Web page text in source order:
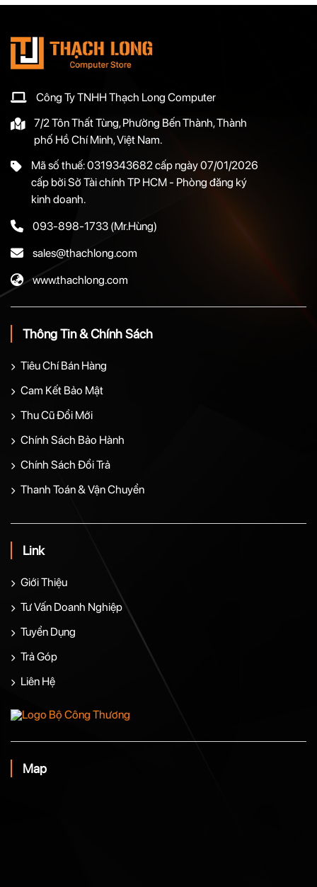
Công Ty TNHH Thạch Long Computer
7/2 Tôn Thất Tùng, Phường Bến Thành, Thành
phố Hồ Chí Minh, Việt Nam.
Mã số thuế: 0319343682 cấp ngày 07/01/2026
cấp bởi Sở Tài chính TP HCM - Phòng đăng ký
kinh doanh.
093-898-1733 (Mr.Hùng)
sales@thachlong.com
www.thachlong.com
Thông Tin & Chính Sách
Tiêu Chí Bán Hàng
Cam Kết Bảo Mật
Thu Cũ Đổi Mới
Chính Sách Bảo Hành
Chính Sách Đổi Trả
Thanh Toán & Vận Chuyển
Link
Giới Thiệu
Tư Vấn Doanh Nghiệp
Tuyển Dụng
Trả Góp
Liên Hệ
Map